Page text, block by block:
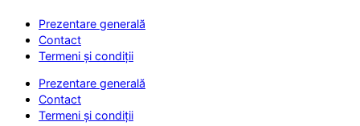
Prezentare generală
Contact
Termeni și condiții
Prezentare generală
Contact
Termeni și condiții